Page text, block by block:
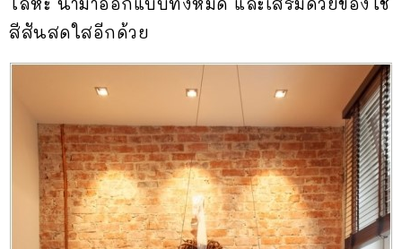
สีสันสดใสอีกด้วย